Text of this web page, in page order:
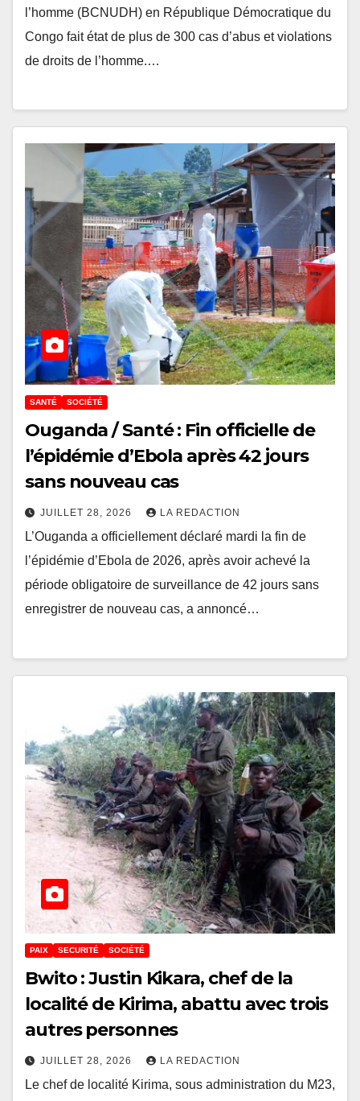
l’homme (BCNUDH) en République Démocratique du
Congo fait état de plus de 300 cas d’abus et violations
de droits de l’homme.…
SANTÉ SOCIÉTÉ
Ouganda / Santé : Fin officielle de
l’épidémie d’Ebola après 42 jours
sans nouveau cas
JUILLET 28, 2026 LA REDACTION
L’Ouganda a officiellement déclaré mardi la fin de
l’épidémie d’Ebola de 2026, après avoir achevé la
période obligatoire de surveillance de 42 jours sans
enregistrer de nouveau cas, a annoncé…
PAIX SECURITÉ SOCIÉTÉ
Bwito : Justin Kikara, chef de la
localité de Kirima, abattu avec trois
autres personnes
JUILLET 28, 2026 LA REDACTION
Le chef de localité Kirima, sous administration du M23,